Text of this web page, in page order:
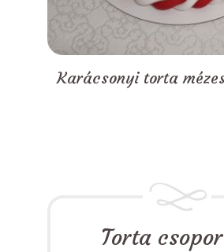
Karácsonyi torta
Torta